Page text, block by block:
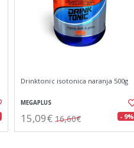
Drinktonic isotonica naranja 500g
MEGAPLUS
15,09€ 16,60€ - 9%